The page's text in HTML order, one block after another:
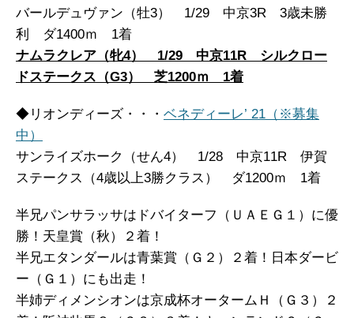
バールデュヴァン（牡3） 1/29 中京3R 3歳未勝
利 ダ1400ｍ 1着
ナムラクレア（牝4） 1/29 中京11R シルクロー
ドステークス（G3） 芝1200ｍ 1着
◆リオンディーズ・・・ ベネディーレ’ 21（※募集
中）
サンライズホーク（せん4） 1/28 中京11R 伊賀
ステークス（4歳以上3勝クラス） ダ1200ｍ 1着
半兄パンサラッサはドバイターフ（ＵＡＥＧ１）に優
勝！天皇賞（秋）２着！
半兄エタンダールは青葉賞（Ｇ２）２着！日本ダービ
ー（Ｇ１）にも出走！
半姉ディメンシオンは京成杯オータームＨ（Ｇ３）２